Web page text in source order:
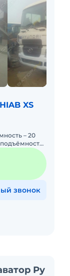
XS
– 20
-Ширина ку
звонок
Ру